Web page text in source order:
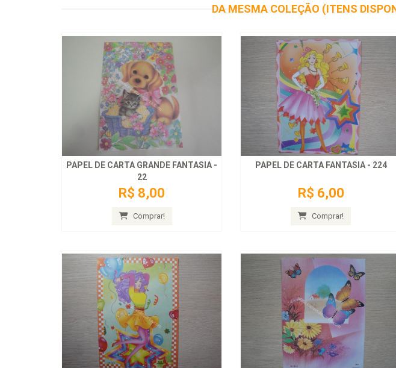
DA MESMA COLEÇÃO (ITENS
PAPEL DE CARTA GRANDE FANTASIA -
22
R$ 8,00
Comprar!
PAPEL DE CARTA FANTASIA - 224
R$ 6,00
Comprar!